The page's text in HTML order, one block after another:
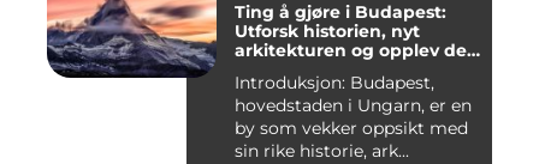
Ting å gjøre i Budapest:
Utforsk historien, nyt
arkitekturen og opplev det
Introduksjon: Budapest,
hovedstaden i Ungarn, er en
by som vekker oppsikt med
sin rike historie, ark...